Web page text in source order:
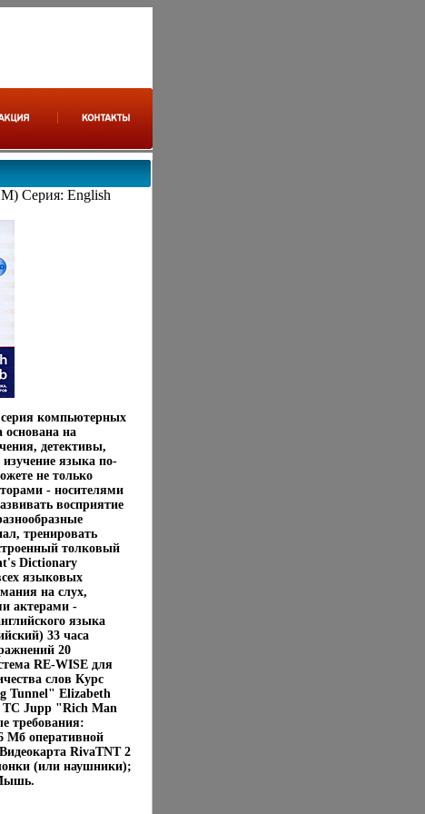
Серия: English
компьютерных
основана на
детективы,
языка по-
не только
- носителями
восприятие
тренировать
толковый
Dictionary
языковых
на слух,
актерами -
языка
33 часа
20
RE-WISE для
слов Курс
Tunnel" Elizabeth
Jupp "Rich Man
требования:
Мб оперативной
RivaTNT 2
(или наушники);